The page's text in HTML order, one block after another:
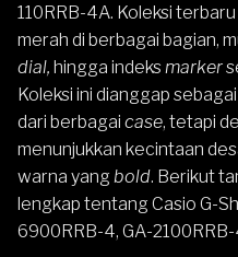
110RRB-4A. Koleksi
merah di berbagai bagian,
dial, hingga indeksmarker
Koleksi ini dianggap
dari berbagai case, tetapi
menunjukkan kecintaan
warna yang bold. Berikut
lengkap tentang Casio G-
6900RRB-4, GA-